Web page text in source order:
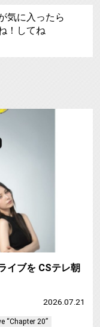
気に入ったら
！してね
イブを CSテレ朝
2026.07.21
“Chapter 20”